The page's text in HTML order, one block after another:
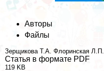
Авторы
Файлы
Зерщикова Т.А. Флоринская Л.П.
Статья в формате PDF
119 KB